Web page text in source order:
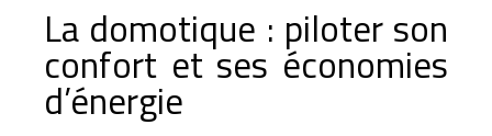
La domotique : piloter son
confort et ses économies
d’énergie